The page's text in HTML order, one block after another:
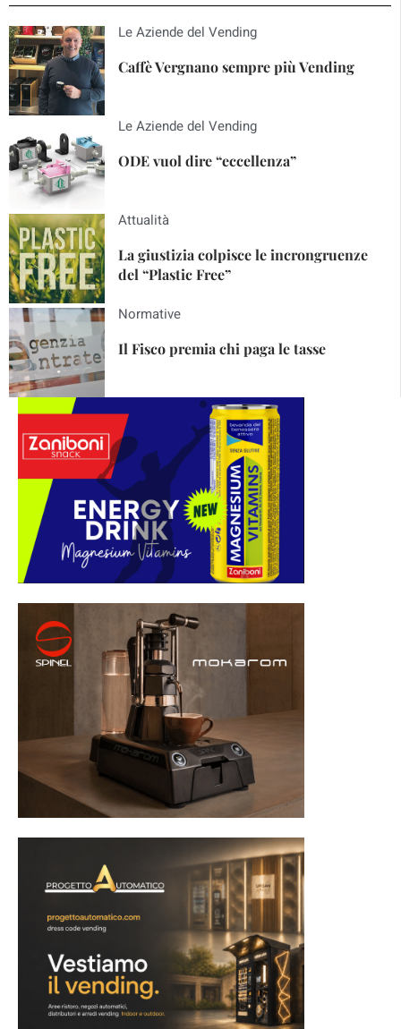
Le Aziende del Vending
Caffè Vergnano sempre più Vending
Le Aziende del Vending
ODE vuol dire “eccellenza”
Attualità
La giustizia colpisce le incrongruenze
del “Plastic Free”
Normative
Il Fisco premia chi paga le tasse